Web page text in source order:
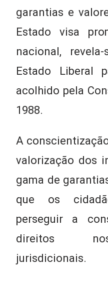
garantias e
Estado visa
nacional,
Estado Liberal
acolhido pela
1988.
A
valorização dos
gama de
que os
perseguir a
direitos
jurisdicionais.